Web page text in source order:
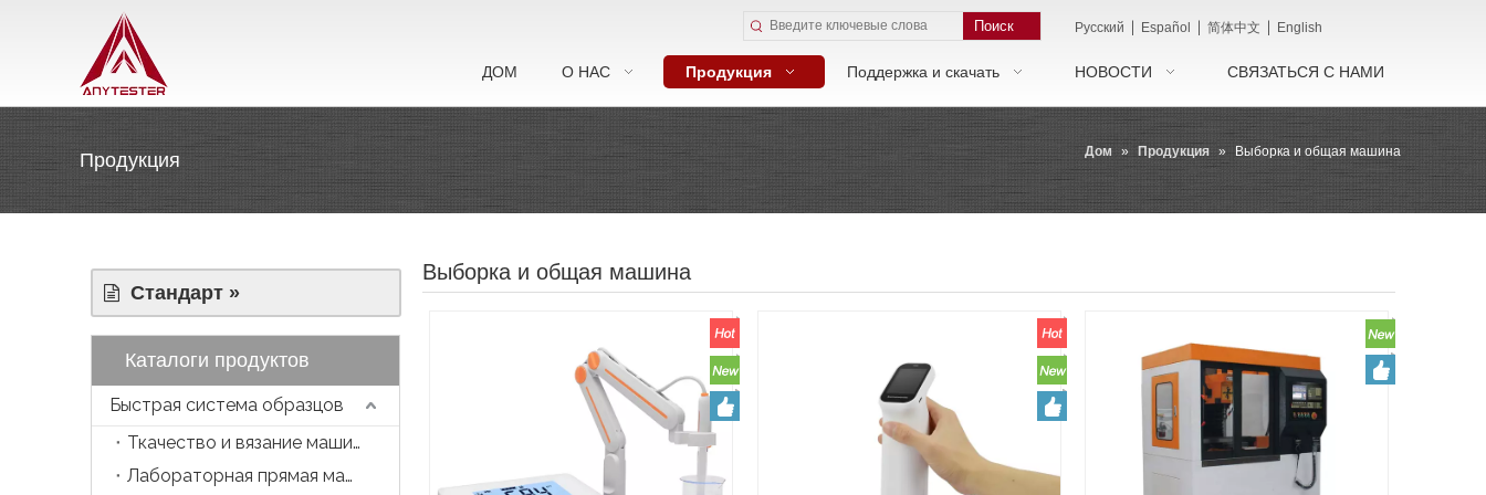
Поиск Pусский Español 简体中文 English
ДОМ О НАС Продукция Поддержка и скачать НОВОСТИ СВЯЗАТЬСЯ С НАМИ
Продукция Дом » Продукция » Выборка и общая машина
Стандарт »
Каталоги продуктов
Быстрая система образцов
Ткачество и вязание машина
Лабораторная прямая машина
Выборка и общая машина